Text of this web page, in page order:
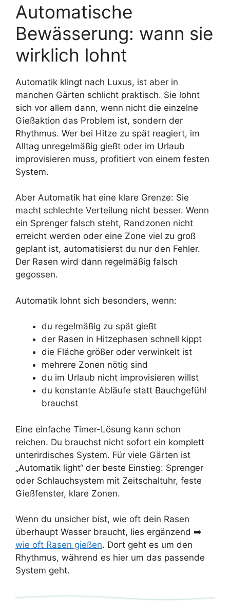
Automatische
Bewässerung: wann sie
wirklich lohnt
Automatik klingt nach Luxus, ist aber in
manchen Gärten schlicht praktisch. Sie lohnt
sich vor allem dann, wenn nicht die einzelne
Gießaktion das Problem ist, sondern der
Rhythmus. Wer bei Hitze zu spät reagiert, im
Alltag unregelmäßig gießt oder im Urlaub
improvisieren muss, profitiert von einem festen
System.
Aber Automatik hat eine klare Grenze: Sie
macht schlechte Verteilung nicht besser. Wenn
ein Sprenger falsch steht, Randzonen nicht
erreicht werden oder eine Zone viel zu groß
geplant ist, automatisierst du nur den Fehler.
Der Rasen wird dann regelmäßig falsch
gegossen.
Automatik lohnt sich besonders, wenn:
du regelmäßig zu spät gießt
der Rasen in Hitzephasen schnell kippt
die Fläche größer oder verwinkelt ist
mehrere Zonen nötig sind
du im Urlaub nicht improvisieren willst
du konstante Abläufe statt Bauchgefühl
brauchst
Eine einfache Timer-Lösung kann schon
reichen. Du brauchst nicht sofort ein komplett
unterirdisches System. Für viele Gärten ist
„Automatik light“ der beste Einstieg: Sprenger
oder Schlauchsystem mit Zeitschaltuhr, feste
Gießfenster, klare Zonen.
Wenn du unsicher bist, wie oft dein Rasen
überhaupt Wasser braucht, lies ergänzend ➡️
wie oft Rasen gießen. Dort geht es um den
Rhythmus, während es hier um das passende
System geht.